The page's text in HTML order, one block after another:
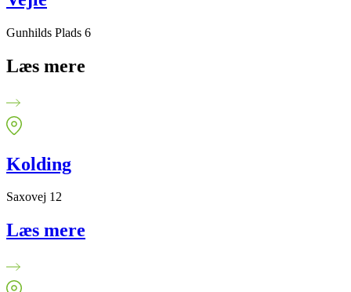
Gunhilds Plads 6
Læs mere
Kolding
Saxovej 12
Læs mere